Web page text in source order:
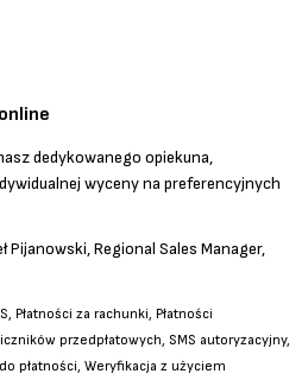
dedykowanego opiekuna,
wyceny na preferencyjnych
Pijanowski, Regional Sales Manager,
Płatności za rachunki, Płatności
przedpłatowych, SMS autoryzacyjny,
płatności, Weryfikacja z użyciem